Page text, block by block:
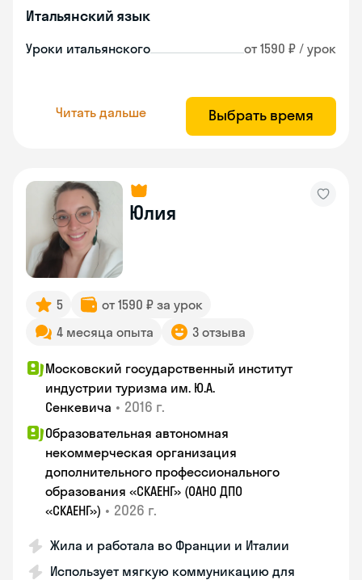
Итальянский язык
Уроки итальянского от 1590 ₽ / урок
Читать дальше Выбрать время
Юлия
5
от 1590 ₽ за урок
4 месяца опыта
3 отзыва
Московский государственный институт
индустрии туризма им. Ю.А.
Сенкевича • 2016 г.
Образовательная автономная
некоммерческая организация
дополнительного профессионального
образования «СКАЕНГ» (ОАНО ДПО
«СКАЕНГ») • 2026 г.
Жила и работала во Франции и Италии
Использует мягкую коммуникацию для